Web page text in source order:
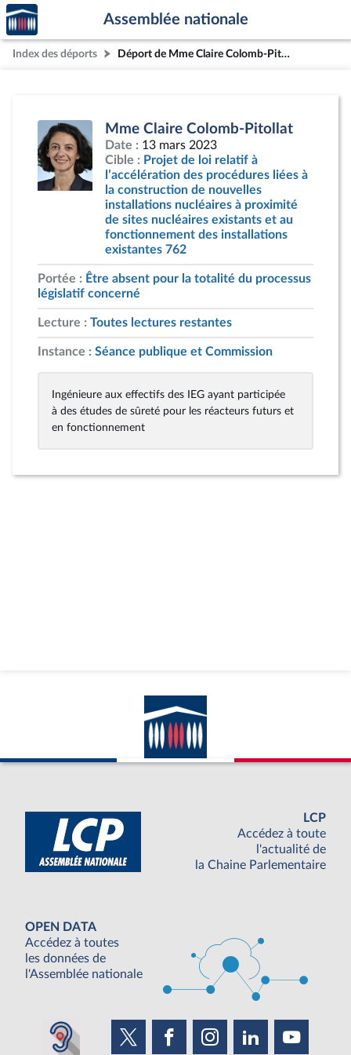
Aller au contenu
Aller en bas de la page
Accèder
à la
page
d'accueil
Assemblée nationale
Index des déports Déport de Mme Claire Colomb-Pitollat
Mme Claire Colomb-Pitollat
Date : 13 mars 2023
Cible : Projet de loi relatif à
l’accélération des procédures liées à
la construction de nouvelles
installations nucléaires à proximité
de sites nucléaires existants et au
fonctionnement des installations
existantes 762
Portée : Être absent pour la totalité du processus
législatif concerné
Lecture : Toutes lectures restantes
Instance : Séance publique et Commission
Ingénieure aux effectifs des IEG ayant participée
à des études de sûreté pour les réacteurs futurs et
en fonctionnement
LCP
Accédez à toute
l'actualité de
la Chaine Parlementaire
OPEN DATA
Accédez à toutes
les données de
l'Assemblée nationale